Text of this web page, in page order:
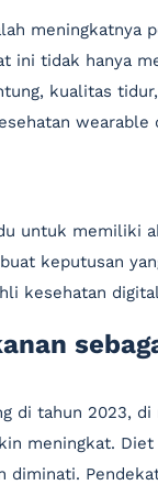
meningkatnya
ini tidak hanya
kualitas
untuk memiliki
keputusan
kesehatan
di tahun 2023, di
meningkat.
diminati.